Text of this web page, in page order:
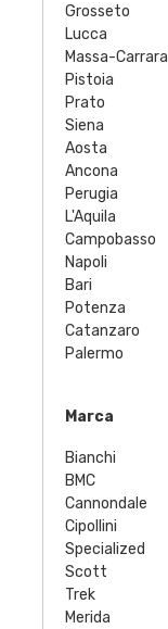
Grosseto
Lucca
Massa-Carrara
Pistoia
Prato
Siena
Aosta
Ancona
Perugia
L'Aquila
Campobasso
Napoli
Bari
Potenza
Catanzaro
Palermo
Marca
Bianchi
BMC
Cannondale
Cipollini
Specialized
Scott
Trek
Merida